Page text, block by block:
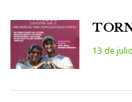
13 de